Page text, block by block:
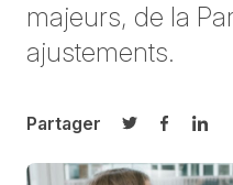
majeurs, de la
ajustements.
Partager
Partager sur
Partager